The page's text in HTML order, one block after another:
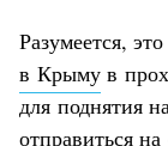
Разумеется,
в Крыму в
для поднятия
отправиться